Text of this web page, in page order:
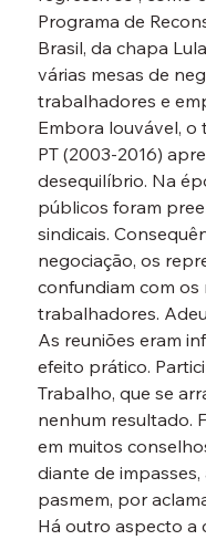
Programa de
Brasil, da chapa
várias mesas de
trabalhadores e
Embora louvável,
PT (2003-2016)
desequilíbrio. Na
públicos foram
sindicais.
negociação, os
confundiam com
trabalhadores.
As reuniões eram
efeito prático.
Trabalho, que se
nenhum resultado.
em muitos
diante de
pasmem, por
Há outro aspecto a